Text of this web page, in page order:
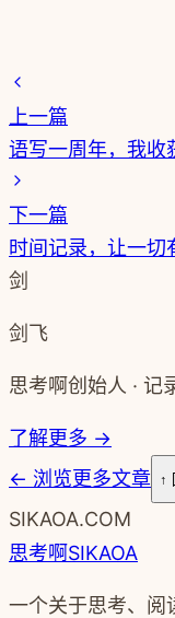
上一篇
语写一周年，我收
下一篇
时间记录，让一切
剑
剑飞
思考啊创始人 · 记
了解更多 →
← 浏览更多文章 ↑
SIKAOA.COM
思考啊SIKAOA
一个关于思考、阅